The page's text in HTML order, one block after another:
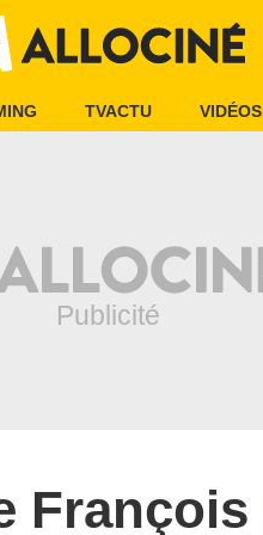
TVACTU VIDÉOS
François